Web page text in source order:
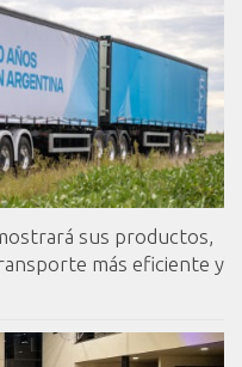
sus productos,
más eficiente y